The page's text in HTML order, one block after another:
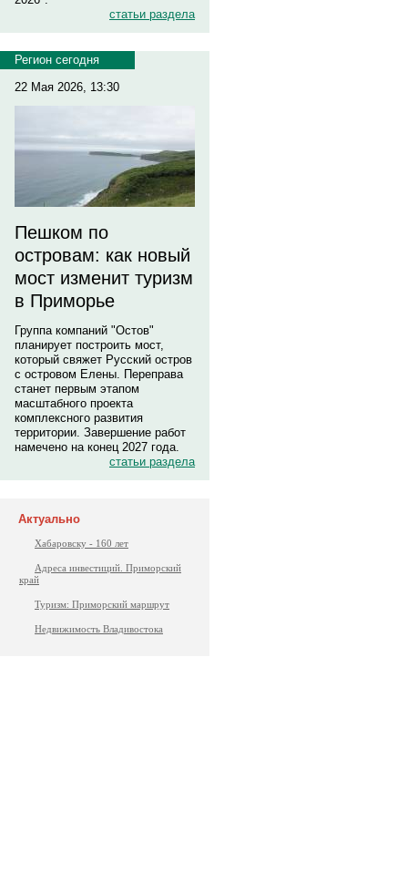
статьи раздела
Регион сегодня
22 Мая 2026, 13:30
Пешком по
островам: как новый
мост изменит туризм
в Приморье
Группа компаний "Остов"
планирует построить мост,
который свяжет Русский остров
с островом Елены. Переправа
станет первым этапом
масштабного проекта
комплексного развития
территории. Завершение работ
намечено на конец 2027 года.
статьи раздела
Актуально
Хабаровску - 160 лет
Адреса инвестиций. Приморский
край
Туризм: Приморский маршрут
Недвижимость Владивостока